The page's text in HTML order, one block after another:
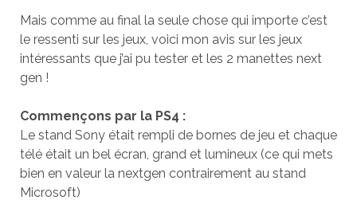
Mais comme au final la seule chose qui importe c’est
le ressenti sur les jeux, voici mon avis sur les jeux
intéressants que j’ai pu tester et les 2 manettes next
gen !
Commençons par la PS4 :
Le stand Sony était rempli de bornes de jeu et chaque
télé était un bel écran, grand et lumineux (ce qui mets
bien en valeur la nextgen contrairement au stand
Microsoft)